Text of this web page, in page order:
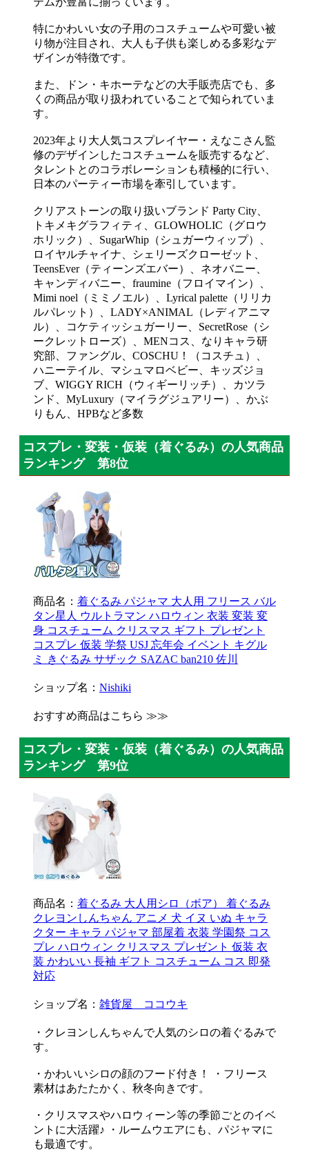
特にかわいい女の子用のコスチュームや可愛い被
り物が注目され、大人も子供も楽しめる多彩なデ
ザインが特徴です。
また、ドン・キホーテなどの大手販売店でも、多
くの商品が取り扱われていることで知られていま
す。
2023年より大人気コスプレイヤー・えなこさん監
修のデザインしたコスチュームを販売するなど、
タレントとのコラボレーションも積極的に行い、
日本のパーティー市場を牽引しています。
クリアストーンの取り扱いブランド Party City、
トキメキグラフィティ、GLOWHOLIC（グロウ
ホリック）、SugarWhip（シュガーウィップ）、
ロイヤルチャイナ、シェリーズクローゼット、
TeensEver（ティーンズエバー）、ネオバニー、
キャンディバニー、fraumine（フロイマイン）、
Mimi noel（ミミノエル）、Lyrical palette（リリカ
ルパレット）、LADY×ANIMAL（レディアニマ
ル）、コケティッシュガーリー、SecretRose（シ
ークレットローズ）、MENコス、なりキャラ研
究部、ファングル、COSCHU！（コスチュ）、
ハニーテイル、マシュマロベビー、キッズジョ
ブ、WIGGY RICH（ウィギーリッチ）、カツラ
ンド、MyLuxury（マイラグジュアリー）、かぶ
りもん、HPBなど多数
コスプレ・変装・仮装（着ぐるみ）の人気商品
ランキング 第8位
商品名： 着ぐるみ パジャマ 大人用 フリース バル
タン星人 ウルトラマン ハロウィン 衣装 変装 変
身 コスチューム クリスマス ギフト プレゼント
コスプレ 仮装 学祭 USJ 忘年会 イベント キグル
ミ きぐるみ サザック SAZAC ban210 佐川
ショップ名： Nishiki
おすすめ商品はこちら ≫≫
コスプレ・変装・仮装（着ぐるみ）の人気商品
ランキング 第9位
商品名： 着ぐるみ 大人用シロ（ボア） 着ぐるみ
クレヨンしんちゃん アニメ 犬 イヌ いぬ キャラ
クター キャラ パジャマ 部屋着 衣装 学園祭 コス
プレ ハロウィン クリスマス プレゼント 仮装 衣
装 かわいい 長袖 ギフト コスチューム コス 即発
対応
ショップ名： 雑貨屋 ココウキ
・クレヨンしんちゃんで人気のシロの着ぐるみで
す。
・かわいいシロの顔のフード付き！ ・フリース
素材はあたたかく、秋冬向きです。
・クリスマスやハロウィーン等の季節ごとのイベ
ントに大活躍♪ ・ルームウエアにも、パジャマに
も最適です。